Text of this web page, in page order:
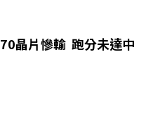
晶片慘輸 跑分未達中